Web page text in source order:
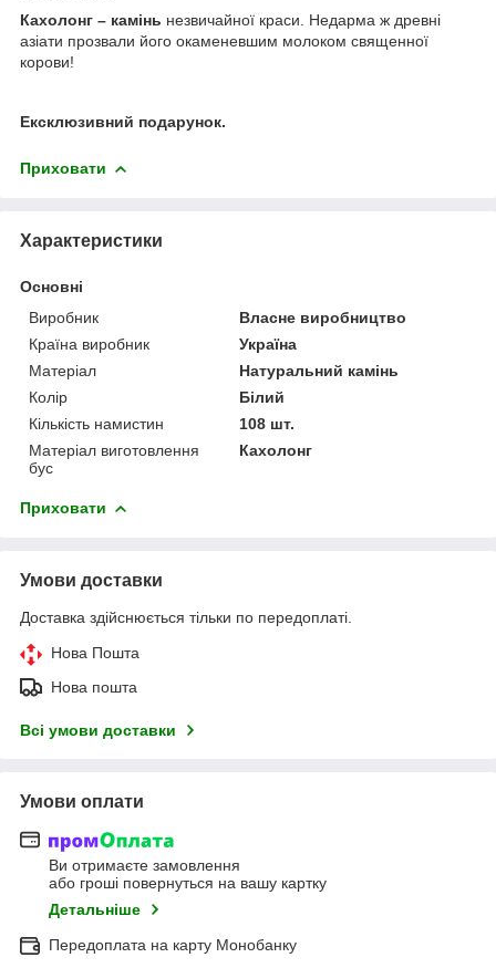
Кахолонг – камінь незвичайної краси. Недарма ж древні
азіати прозвали його окаменевшим молоком священної
корови!
Ексклюзивний подарунок.
Приховати
Характеристики
Основні
Виробник
Власне виробництво
Країна виробник
Україна
Матеріал
Натуральний камінь
Колір
Білий
Кількість намистин
108 шт.
Матеріал виготовлення
бус
Кахолонг
Приховати
Умови доставки
Доставка здійснюється тільки по передоплаті.
Нова Пошта
Нова пошта
Всі умови доставки
Умови оплати
Ви отримаєте замовлення
або гроші повернуться на вашу картку
Детальніше
Передоплата на карту Монобанку